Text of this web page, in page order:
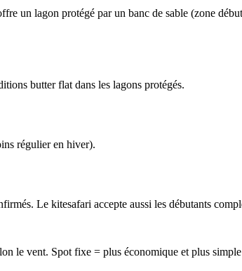
un lagon protégé par un banc de sable (zone
butter flat dans les lagons protégés.
régulier en hiver).
Le kitesafari accepte aussi les débutants
le vent. Spot fixe = plus économique et plus